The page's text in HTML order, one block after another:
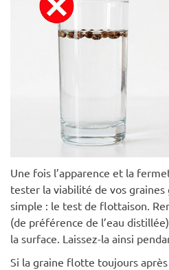
Une fois l’apparence et la
tester la viabilité de vos graines
simple : le test de flottaison.
(de préférence de l’eau
la surface. Laissez-la ainsi
Si la graine flotte toujours